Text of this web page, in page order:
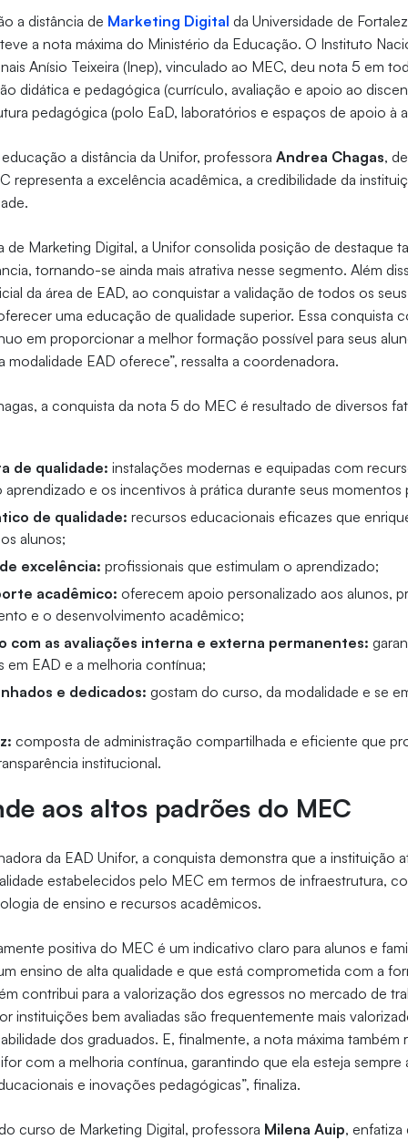
a distância de Marketing Digital da Universidade de
a nota máxima do Ministério da Educação. O Instituto
Anísio Teixeira (Inep), vinculado ao MEC, deu nota 5 em
didática e pedagógica (currículo, avaliação e apoio ao
pedagógica (polo EaD, laboratórios e espaços de apoio à
a distância da Unifor, professoraAndrea Chagas,
representa a excelência acadêmica, a credibilidade da
de Marketing Digital, a Unifor consolida posição de destaque
tornando-se ainda mais atrativa nesse segmento. Além
da área de EAD, ao conquistar a validação de todos os
uma educação de qualidade superior. Essa conquista
em proporcionar a melhor formação possível para seus
modalidade EAD oferece”, ressalta a coordenadora.
a conquista da nota 5 do MEC é resultado de diversos
de qualidade: instalações modernas e equipadas com
aprendizado e os incentivos à prática durante seus momentos
de qualidade: recursos educacionais eficazes que
alunos;
excelência: profissionais que estimulam o aprendizado;
acadêmico: oferecem apoio personalizado aos alunos,
e o desenvolvimento acadêmico;
com as avaliações interna e externa permanentes:
em EAD e a melhoria contínua;
e dedicados: gostam do curso, da modalidade e se
composta de administração compartilhada e eficiente que
institucional.
aos altos padrões do MEC
da EAD Unifor, a conquista demonstra que a instituição
estabelecidos pelo MEC em termos de infraestrutura,
de ensino e recursos acadêmicos.
positiva do MEC é um indicativo claro para alunos e
ensino de alta qualidade e que está comprometida com a
contribui para a valorização dos egressos no mercado de
instituições bem avaliadas são frequentemente mais
dos graduados. E, finalmente, a nota máxima também
com a melhoria contínua, garantindo que ela esteja sempre
e inovações pedagógicas”, finaliza.
curso de Marketing Digital, professora Milena Auip, enfatiza